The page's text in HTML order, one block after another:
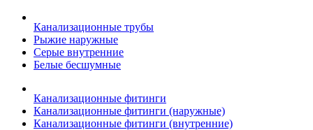
Канализационные трубы
Рыжие наружные
Серые внутренние
Белые бесшумные
Канализационные фитинги
Канализационные фитинги (наружные)
Канализационные фитинги (внутренние)